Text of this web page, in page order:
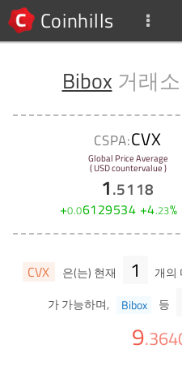
Coinhills
Bibox 거래
CSPA:CVX
Global Price Average
( USD countervalue )
1.5118
+0.06129534 +4.23%
CVX 은(는) 현재 1 개의
가 가능하며,
Bibox 등
9.